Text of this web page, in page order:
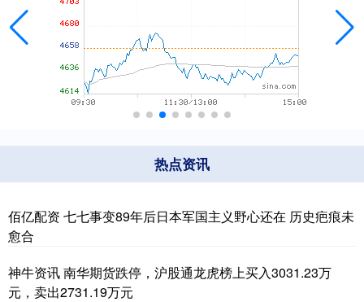
热点资讯
佰亿配资 七七事变89年后日本军国主义野心还在 历史疤痕未
愈合
神牛资讯 南华期货跌停，沪股通龙虎榜上买入3031.23万
元，卖出2731.19万元